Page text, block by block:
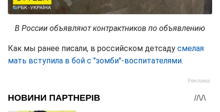
В России объявляют контрактников по объявлению
Как мы ранее писали, в российском детсаду смелая
мать вступила в бой с "зомби"-воспитателями.